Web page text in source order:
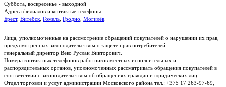
Суббота, воскресенье - выходной
Адреса филиалов и контактые телефоны:
Брест, Витебск Гомель Гродно Могилёв
Лица, уполномоченные на рассмотрение обращений покупателей о нарушении их прав,
предусмотренных законодательством о защите прав потребителей:
генеральный директор Веко Руслан Викторович.
Номера контактных телефонов работников местных исполнительных и
распорядительных органов, уполномоченных рассматривать обращения покупателей в
соответствии с законодательством об обращениях граждан и юридических лиц:
Отдел торговли и услуг администрации Московского района тел.: +375 17 263-97-69,